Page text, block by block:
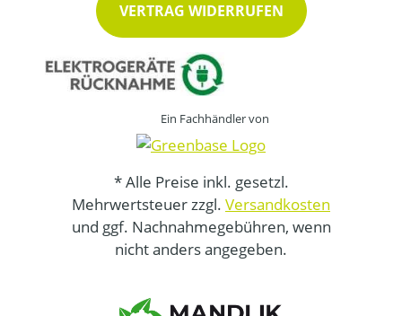
VERTRAG WIDERRUFEN
Ein Fachhändler von
* Alle Preise inkl. gesetzl.
Mehrwertsteuer zzgl. Versandkosten
und ggf. Nachnahmegebühren, wenn
nicht anders angegeben.